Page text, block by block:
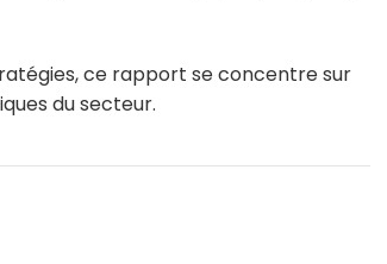
ce rapport se concentre sur
du secteur.